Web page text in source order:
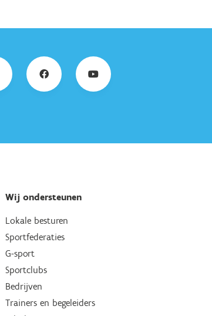
Wij ondersteunen
Lokale besturen
Sportfederaties
G-sport
Sportclubs
Bedrijven
Trainers en begeleiders